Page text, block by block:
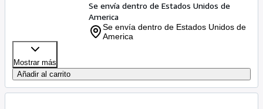
Se envía dentro de Estados Unidos de
America
Se envía dentro de Estados Unidos de
America
Mostrar más
Añadir al carrito